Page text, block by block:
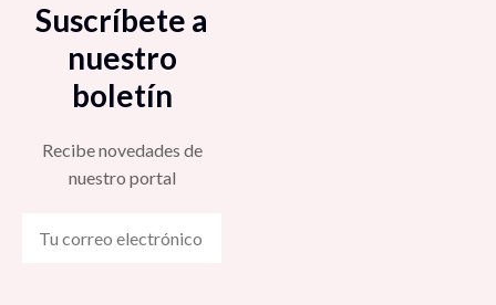
Suscríbete a
nuestro
boletín
Recibe novedades de
nuestro portal